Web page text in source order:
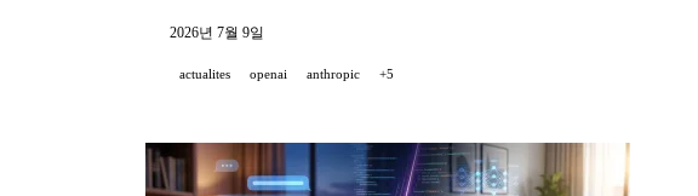
2026년 7월 9일
actualites openai anthropic +5